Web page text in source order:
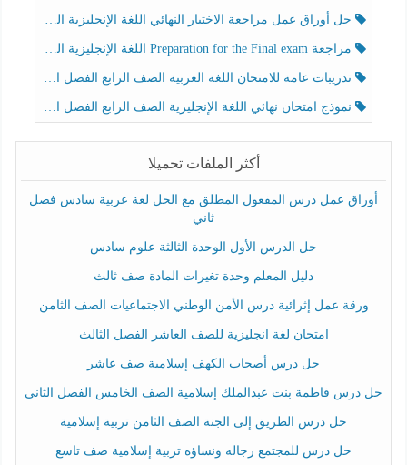
حل أوراق عمل مراجعة الاختبار النهائي اللغة الإنجليزية الصف الرابع الفصل الثالث
مراجعة Preparation for the Final exam اللغة الإنجليزية الصف الرابع الفصل الثالث
تدريبات عامة للامتحان اللغة العربية الصف الرابع الفصل الثالث
نموذج امتحان نهائي اللغة الإنجليزية الصف الرابع الفصل الثالث
أكثر الملفات تحميلا
أوراق عمل درس المفعول المطلق مع الحل لغة عربية سادس فصل
ثاني
حل الدرس الأول الوحدة الثالثة علوم سادس
دليل المعلم وحدة تغيرات المادة صف ثالث
ورقة عمل إثرائية درس الأمن الوطني الاجتماعيات الصف الثامن
امتحان لغة انجليزية للصف العاشر الفصل الثالث
حل درس أصحاب الكهف إسلامية صف عاشر
حل درس فاطمة بنت عبدالملك إسلامية الصف الخامس الفصل الثاني
حل درس الطريق إلى الجنة الصف الثامن تربية إسلامية
حل درس للمجتمع رجاله ونساؤه تربية إسلامية صف تاسع